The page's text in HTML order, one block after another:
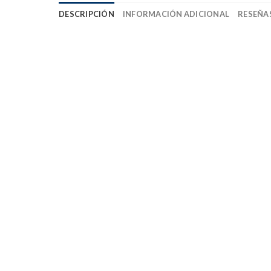
DESCRIPCIÓN INFORMACIÓN ADICIONAL